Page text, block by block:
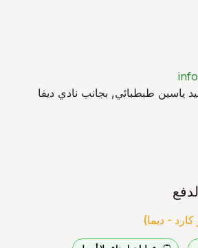
ياسين طبطبائي, بجانب نادي ديفا
- ديما)